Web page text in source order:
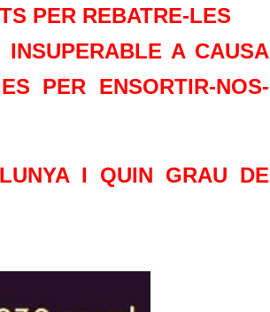
PER REBATRE-LES
A CAUSA
PER ENSORTIR-NOS-
I QUIN GRAU DE